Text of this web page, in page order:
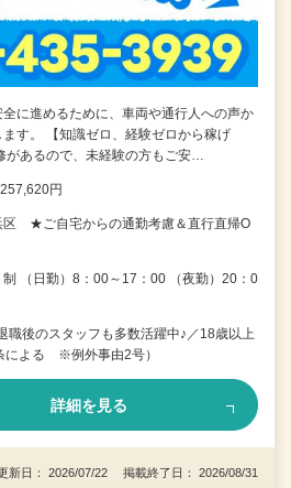
に進めるために、車両や通行人への声か
す。 【知識ゼロ、経験ゼロから稼げ
があるので、未経験の方もご安…
円
区 ★ご自宅からの通勤考慮＆直行直帰O
制 （日勤）8：00～17：00 （夜勤）20：0
職後のスタッフも多数活躍中♪／18歳以上
による ※例外事由2号）
詳細を見る
新日： 2026/07/22 掲載終了日： 2026/08/31